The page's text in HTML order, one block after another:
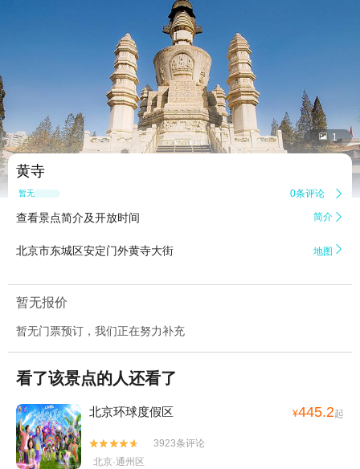
 1
黄寺
暂无点评 0条评论 
查看景点简介及开放时间 简介 
北京市东城区安定门外黄寺大街 地图 
暂无报价
暂无门票预订，我们正在努力补充
看了该景点的人还看了
北京环球度假区 ¥445.2起


3923条评论
北京·通州区